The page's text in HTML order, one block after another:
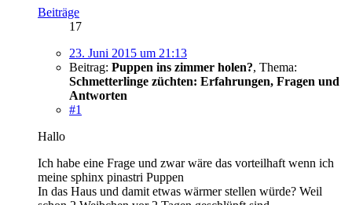
Beiträge
17
23. Juni 2015 um 21:13
Beitrag: Puppen ins zimmer holen?, Thema:
Schmetterlinge züchten: Erfahrungen, Fragen und
Antworten
#1
Hallo
Ich habe eine Frage und zwar wäre das vorteilhaft wenn ich
meine sphinx pinastri Puppen
In das Haus und damit etwas wärmer stellen würde? Weil